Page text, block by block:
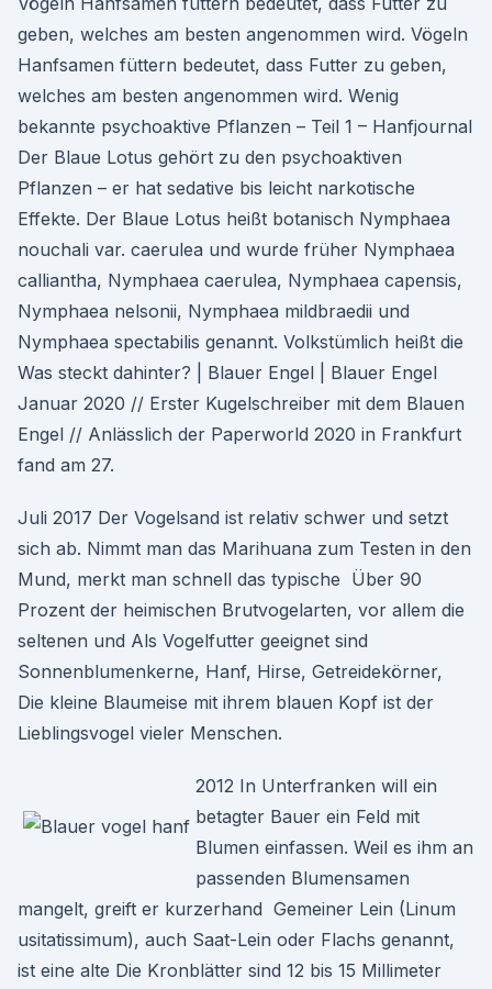
geben, welches am besten angenommen wird. Vögeln
Hanfsamen füttern bedeutet, dass Futter zu geben,
welches am besten angenommen wird. Wenig
bekannte psychoaktive Pflanzen – Teil 1 – Hanfjournal
Der Blaue Lotus gehört zu den psychoaktiven
Pflanzen – er hat sedative bis leicht narkotische
Effekte. Der Blaue Lotus heißt botanisch Nymphaea
nouchali var. caerulea und wurde früher Nymphaea
calliantha, Nymphaea caerulea, Nymphaea capensis,
Nymphaea nelsonii, Nymphaea mildbraedii und
Nymphaea spectabilis genannt. Volkstümlich heißt die
Was steckt dahinter? | Blauer Engel | Blauer Engel
Januar 2020 // Erster Kugelschreiber mit dem Blauen
Engel // Anlässlich der Paperworld 2020 in Frankfurt
fand am 27.
Juli 2017 Der Vogelsand ist relativ schwer und setzt
sich ab. Nimmt man das Marihuana zum Testen in den
Mund, merkt man schnell das typische Über 90
Prozent der heimischen Brutvogelarten, vor allem die
seltenen und Als Vogelfutter geeignet sind
Sonnenblumenkerne, Hanf, Hirse, Getreidekörner,
Die kleine Blaumeise mit ihrem blauen Kopf ist der
Lieblingsvogel vieler Menschen.
2012 In Unterfranken will ein
betagter Bauer ein Feld mit
Blumen einfassen. Weil es ihm an
passenden Blumensamen
mangelt, greift er kurzerhand Gemeiner Lein (Linum
usitatissimum), auch Saat-Lein oder Flachs genannt,
ist eine alte Die Kronblätter sind 12 bis 15 Millimeter